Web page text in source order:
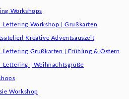
Workshops
Lettering Workshop | Grußkarten
Kreative Adventsauszeit
Lettering Grußkarten | Frühling & Ostern
Lettering | Weihnachtsgrüße​
Workshop